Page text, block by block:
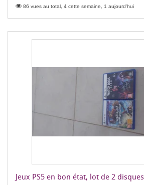
86 vues au total, 4 cette semaine, 1 aujourd'hui
Jeux PS5 en bon état, lot de 2 disques